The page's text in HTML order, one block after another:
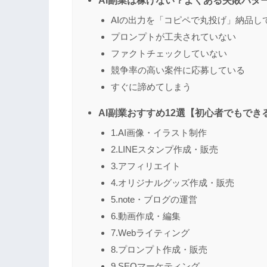
AIの出力を「コピペで丸投げ」納品し
プロンプトが工夫されていない
ファクトチェックしていない
競争率の高い案件に応募している
すぐに諦めてしまう
AI副業おすすめ12選【初心者でもでき
1.AI画像・イラスト制作
2.LINEスタンプ作成・販売
3.アフィリエイト
4.オリジナルグッズ作成・販売
5.note・ブログの運営
6.動画作成・編集
7.Webライティング
8.プロンプト作成・販売